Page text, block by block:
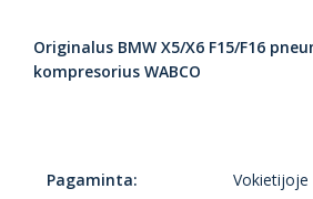
Originalus BMW X5/X6 F15/F16
kompresorius WABCO
Pagaminta: Vokietijoje